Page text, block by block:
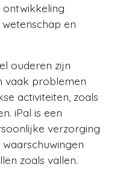
ontwikkeling
en
ouderen zijn
vaak problemen
activiteiten, zoals
iPal is een
verzorging
zoals vallen.